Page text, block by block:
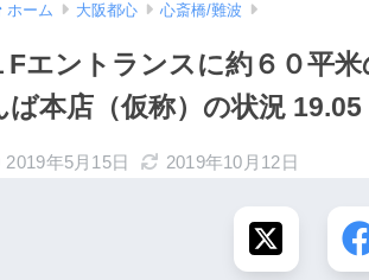
ホーム 大阪都心 心斎橋/難波
Fエントランスに約６０平
ば本店（仮称）の状況 19.05
2019年5月15日 2019年10月12日